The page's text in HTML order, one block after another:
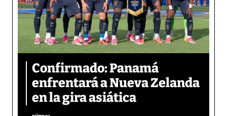
Confirmado: Panamá
enfrentará a Nueva Zelanda
en la gira asiática